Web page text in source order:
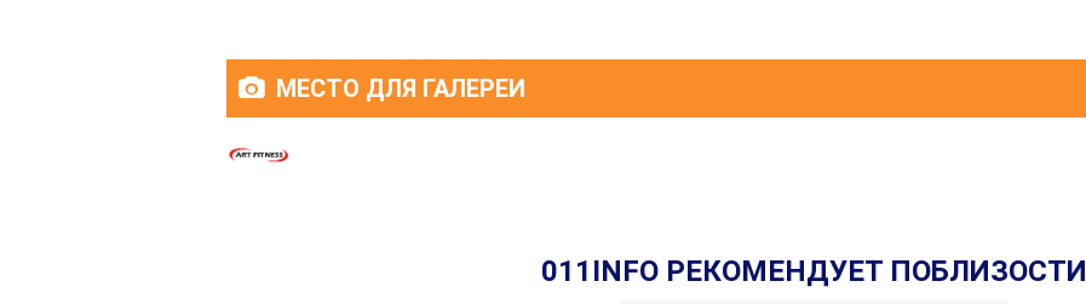
МЕСТО ДЛЯ ГАЛЕРЕИ
011INFO РЕКОМЕНДУЕТ ПОБЛИЗОСТИ